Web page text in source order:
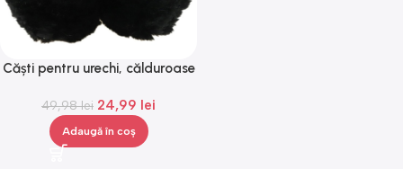
Căști pentru urechi, călduroase
Gonga®
49,98lei 24,99 lei
Adaugă în coș